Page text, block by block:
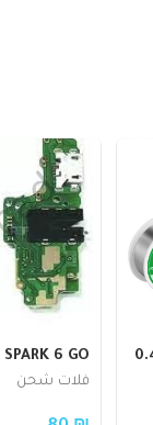
6 GO
فلات شحن